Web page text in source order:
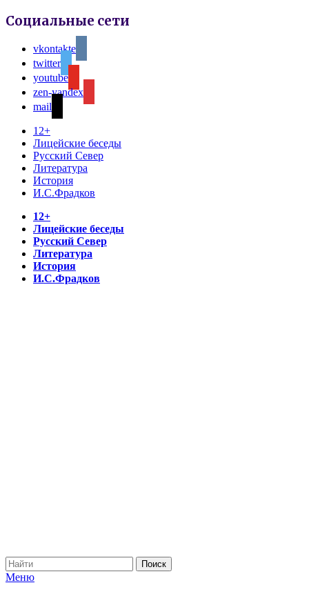
Социальные сети
vkontakte
twitter
youtube
zen-yandex
mail
12+
Лицейские беседы
Русский Север
Литература
История
И.С.Фрадков
12+
Лицейские беседы
Русский Север
Литература
История
И.С.Фрадков
Меню